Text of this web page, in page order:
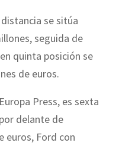
se sitúa
seguida de
quinta posición se
de euros.
Press, es sexta
delante de
euros, Ford con